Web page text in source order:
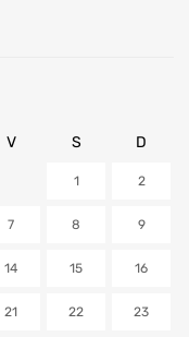
V S D
1 2
7 8 9
14 15 16
21 22 23